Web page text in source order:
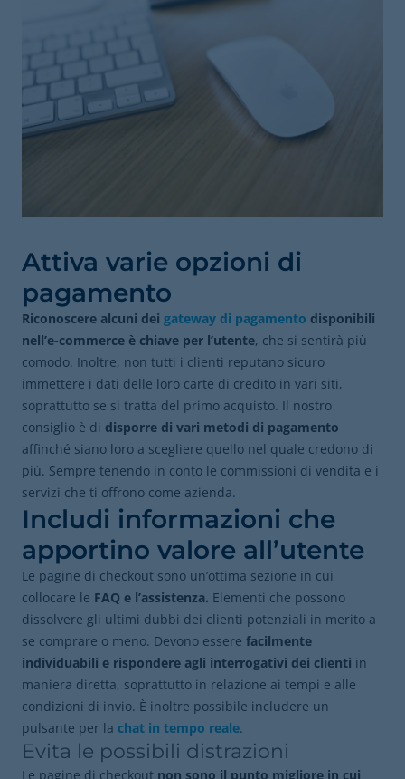
Attiva varie opzioni di
pagamento
Riconoscere alcuni dei gateway di pagamento disponibili
nell’e-commerce è chiave per l’utente, che si sentirà più
comodo. Inoltre, non tutti i clienti reputano sicuro
immettere i dati delle loro carte di credito in vari siti,
soprattutto se si tratta del primo acquisto. Il nostro
consiglio è di disporre di vari metodi di pagamento
affinché siano loro a scegliere quello nel quale credono di
più. Sempre tenendo in conto le commissioni di vendita e i
servizi che ti offrono come azienda.
Includi informazioni che
apportino valore all’utente
Le pagine di checkout sono un’ottima sezione in cui
collocare le FAQ e l’assistenza. Elementi che possono
dissolvere gli ultimi dubbi dei clienti potenziali in merito a
se comprare o meno. Devono essere facilmente
individuabili e rispondere agli interrogativi dei clienti in
maniera diretta, soprattutto in relazione ai tempi e alle
condizioni di invio. È inoltre possibile includere un
pulsante per la chat in tempo reale.
Evita le possibili distrazioni
Le pagine di checkout non sono il punto migliore in cui